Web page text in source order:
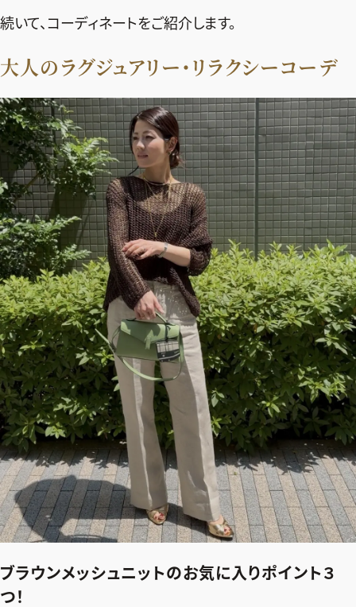
続いて、コーディネートをご紹介します。
大人のラグジュアリー・リラクシーコーデ
ブラウンメッシュニットのお気に入りポイント３
つ！